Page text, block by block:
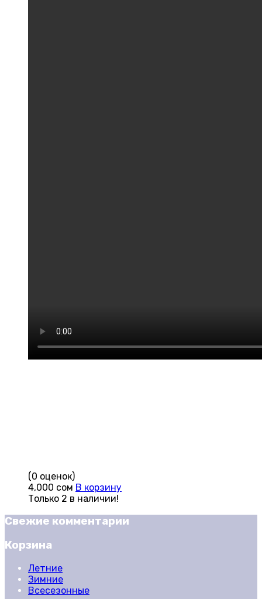
(0 оценок)
4,000 сом В корзину
Только 2 в наличии!
Свежие комментарии
Корзина
Летние
Зимние
Всесезонные